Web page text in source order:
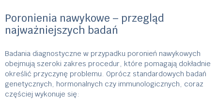
Poronienia nawykowe – przegląd
najważniejszych badań
Badania diagnostyczne w przypadku poronień nawykowych
obejmują szeroki zakres procedur, które pomagają dokładnie
określić przyczynę problemu. Oprócz standardowych badań
genetycznych, hormonalnych czy immunologicznych, coraz
częściej wykonuje się: